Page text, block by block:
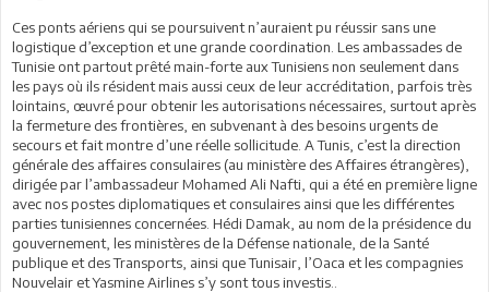
Ces ponts aériens qui se poursuivent n’auraient pu réussir sans une
logistique d’exception et une grande coordination. Les ambassades de
Tunisie ont partout prêté main-forte aux Tunisiens non seulement dans
les pays où ils résident mais aussi ceux de leur accréditation, parfois très
lointains, œuvré pour obtenir les autorisations nécessaires, surtout après
la fermeture des frontières, en subvenant à des besoins urgents de
secours et fait montre d’une réelle sollicitude. A Tunis, c’est la direction
générale des affaires consulaires (au ministère des Affaires étrangères),
dirigée par l’ambassadeur Mohamed Ali Nafti, qui a été en première ligne
avec nos postes diplomatiques et consulaires ainsi que les différentes
parties tunisiennes concernées. Hédi Damak, au nom de la présidence du
gouvernement, les ministères de la Défense nationale, de la Santé
publique et des Transports, ainsi que Tunisair, l’Oaca et les compagnies
Nouvelair et Yasmine Airlines s’y sont tous investis..